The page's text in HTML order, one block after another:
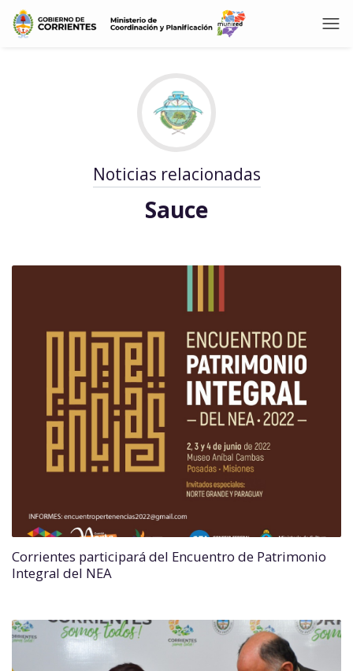
Noticias relacionadas
Sauce
Corrientes participará del Encuentro de Patrimonio
Integral del NEA